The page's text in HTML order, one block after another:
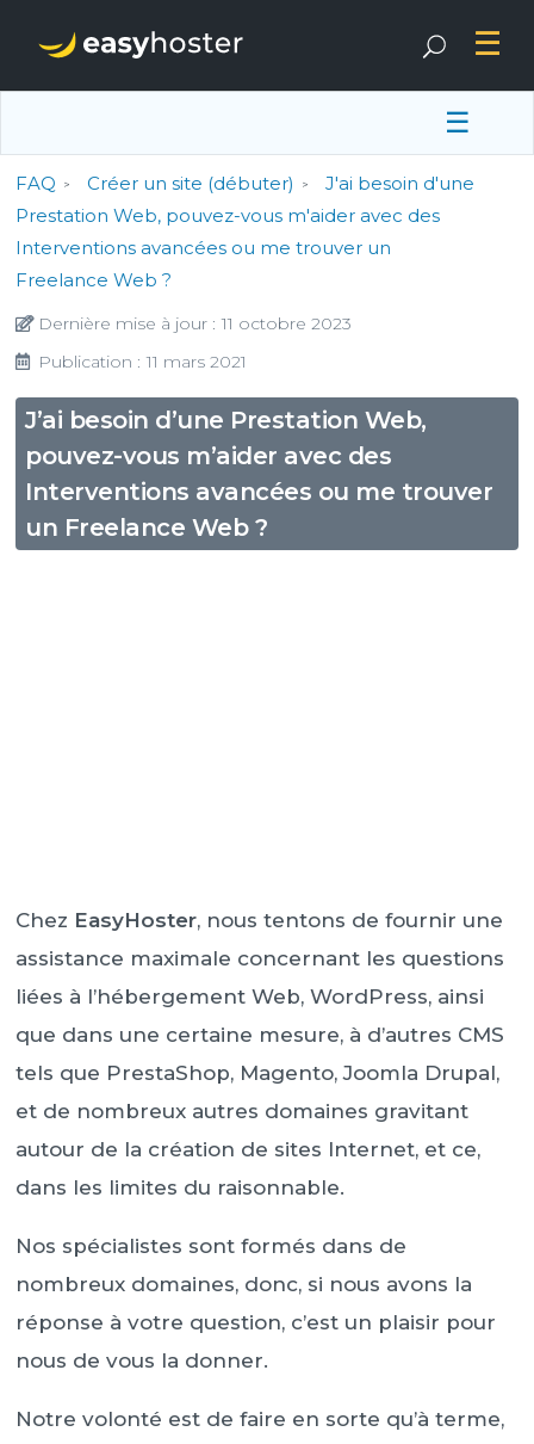
☰
FAQ Créer un site (débuter)
J'ai besoin d'une
Prestation Web, pouvez-vous m'aider avec des
Interventions avancées ou me trouver un
Freelance Web ?
Dernière mise à jour : 11 octobre 2023
Publication : 11 mars 2021
J’ai besoin d’une Prestation Web,
pouvez-vous m’aider avec des
Interventions avancées ou me trouver
un Freelance Web ?
Chez EasyHoster, nous tentons de fournir une
assistance maximale concernant les questions
liées à l’hébergement Web, WordPress, ainsi
que dans une certaine mesure, à d’autres CMS
tels que PrestaShop, Magento, Joomla Drupal,
et de nombreux autres domaines gravitant
autour de la création de sites Internet, et ce,
dans les limites du raisonnable.
Nos spécialistes sont formés dans de
nombreux domaines, donc, si nous avons la
réponse à votre question, c’est un plaisir pour
nous de vous la donner.
Notre volonté est de faire en sorte qu’à terme,